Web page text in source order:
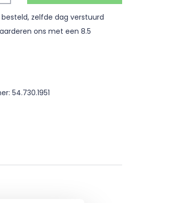
besteld, zelfde dag verstuurd
ons met een 8.5
54.730.1951